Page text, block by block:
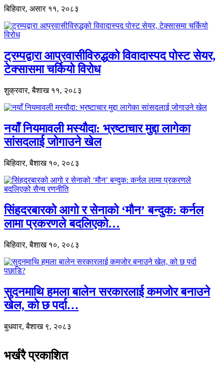
बिहिवार, असार ११, २०८३
ट्रम्पद्वारा आप्रवासीविरुद्धको विवादास्पद पोस्ट सेयर,
टेक्सासमा चर्कियो विरोध
शुक्रवार, बैशाख ११, २०८३
नयाँ नियमावली मस्यौदा: भ्रष्टाचार मुद्दा लागेका
सांसदलाई जोगाउने खेल
बिहिवार, बैशाख १०, २०८३
सिंहदरबारको आगो र सेनाको ‘मौन’ बन्दुक: कर्नल
लामा प्रकरणले बदलिएको…
बिहिवार, बैशाख १०, २०८३
सुदनमाथि हमला बालेन सरकारलाई कमजोर बनाउने
खेल, को छ पर्दा…
बुधवार, बैशाख ९, २०८३
भर्खरै प्रकाशित